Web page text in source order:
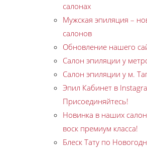
салонах
Мужская эпиляция –
салонов
Обновление нашего
Салон эпиляции у
Салон эпиляции у м.
Эпил Кабинет в
Присоединяйтесь!
Новинка в наших
воск премиум класса!
Блеск Тату по